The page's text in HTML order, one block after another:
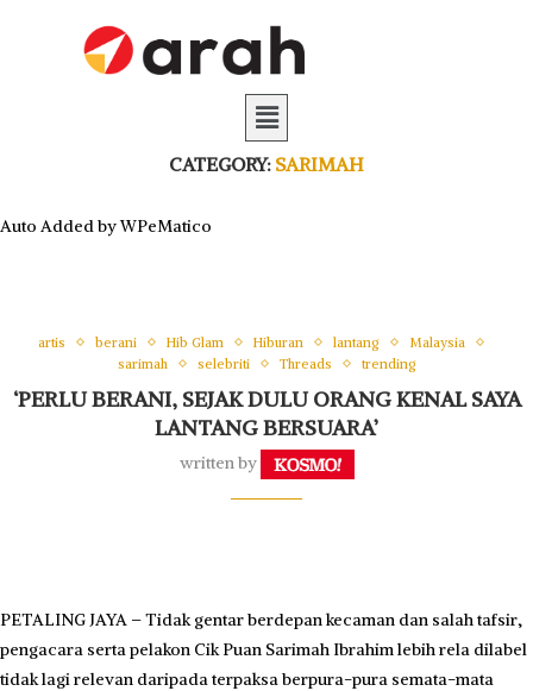
CATEGORY: SARIMAH
Auto Added by WPeMatico
artis berani Hib Glam Hiburan lantang
Malaysia
sarimah
selebriti Threads trending
‘PERLU BERANI, SEJAK DULU ORANG KENAL SAYA
LANTANG BERSUARA’
written by
PETALING JAYA – Tidak gentar berdepan kecaman dan salah tafsir,
pengacara serta pelakon Cik Puan Sarimah Ibrahim lebih rela dilabel
tidak lagi relevan daripada terpaksa berpura-pura semata-mata